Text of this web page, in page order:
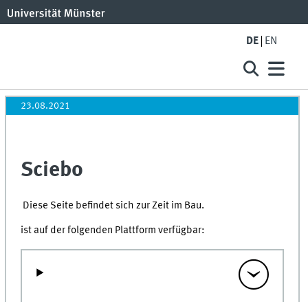
DE EN
23.08.2021
Sciebo
Diese Seite befindet sich zur Zeit im Bau.
ist auf der folgenden Plattform verfügbar: